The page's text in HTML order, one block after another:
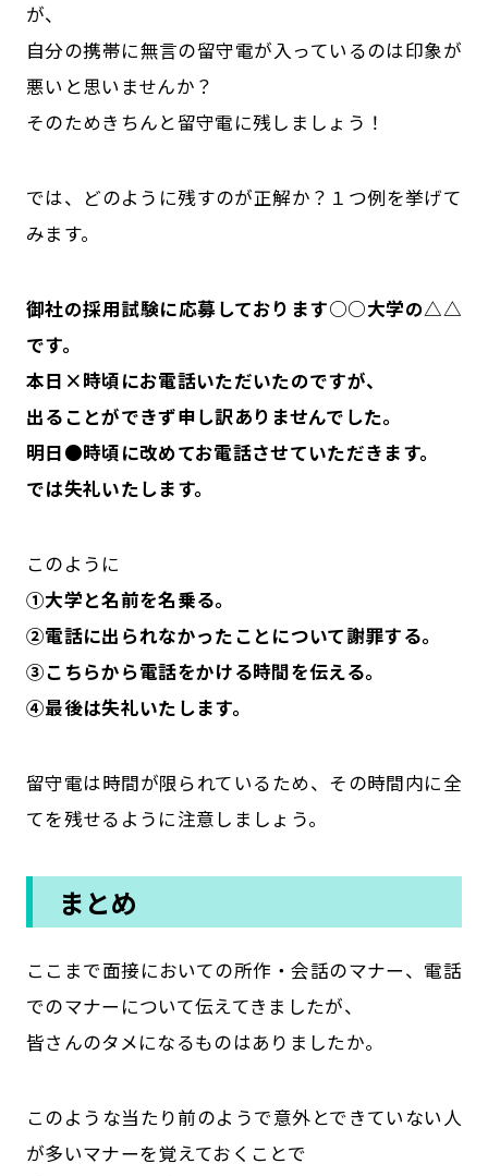
が、
自分の携帯に無言の留守電が入っているのは印象が
悪いと思いませんか？
そのためきちんと留守電に残しましょう！
では、どのように残すのが正解か？１つ例を挙げて
みます。
御社の採用試験に応募しております○○大学の△△
です。
本日×時頃にお電話いただいたのですが、
出ることができず申し訳ありませんでした。
明日●時頃に改めてお電話させていただきます。
では失礼いたします。
このように
①大学と名前を名乗る。
②電話に出られなかったことについて謝罪する。
③こちらから電話をかける時間を伝える。
④最後は失礼いたします。
留守電は時間が限られているため、その時間内に全
てを残せるように注意しましょう。
まとめ
ここまで面接においての所作・会話のマナー、電話
でのマナーについて伝えてきましたが、
皆さんのタメになるものはありましたか。
このような当たり前のようで意外とできていない人
が多いマナーを覚えておくことで